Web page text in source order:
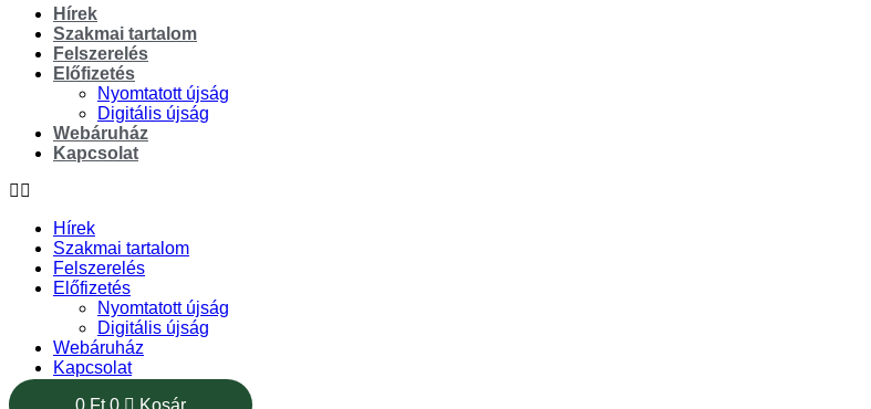
Hírek
Szakmai tartalom
Felszerelés
Előfizetés
Nyomtatott újság
Digitális újság
Webáruház
Kapcsolat
Hírek
Szakmai tartalom
Felszerelés
Előfizetés
Nyomtatott újság
Digitális újság
Webáruház
Kapcsolat
0 Ft 0
Kosár